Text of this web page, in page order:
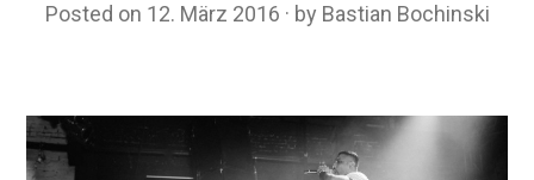
Posted on 12. März 2016 by Bastian Bochinski